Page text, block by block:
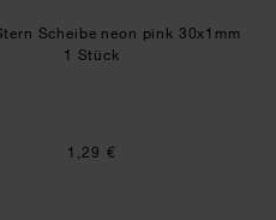
Scheibe neon pink 30x1mm
1 Stück
1,29 €